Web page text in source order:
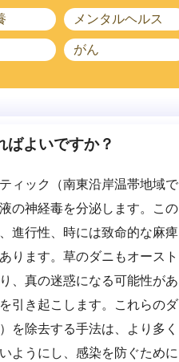
メンタルヘルス
がん
ばよいですか？
ィック（南東沿岸温帯地域で
の神経毒を分泌します。この
進行性、時には致命的な麻痺
ります。草のダニもオースト
、真の迷惑になる可能性があ
引き起こします。これらのダ
を除去する手法は、より多く
ようにし、感染を防ぐために